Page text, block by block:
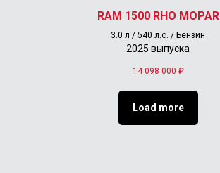
RAM 1500 RHO MOPAR
3.0 л / 540 л.с. / Бензин
2025 выпуска
14 098 000 ₽
Load more